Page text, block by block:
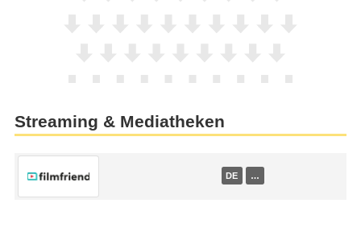
Streaming & Mediatheken
DE …